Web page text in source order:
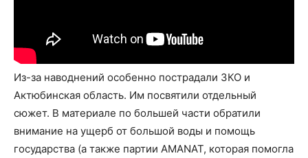
Из-за наводнений особенно пострадали ЗКО и
Актюбинская область. Им посвятили отдельный
сюжет. В материале по большей части обратили
внимание на ущерб от большой воды и помощь
государства (а также партии AMANAT, которая помогла